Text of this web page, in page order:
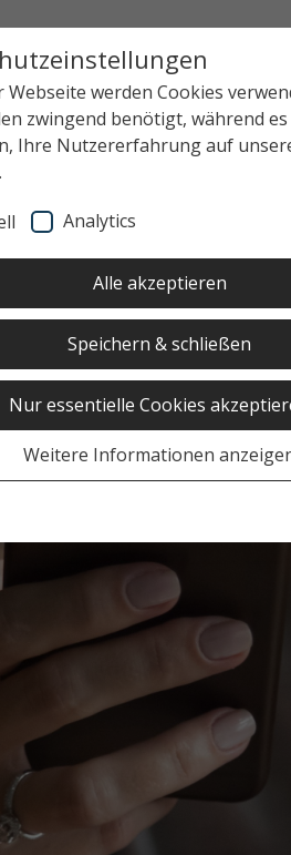
werden Cookies
zwingend benötigt, während
Ihre Nutzererfahrung auf
Analytics
Alle akzeptieren
Speichern & schließen
Nur essentielle Cookies
Weitere Informationen